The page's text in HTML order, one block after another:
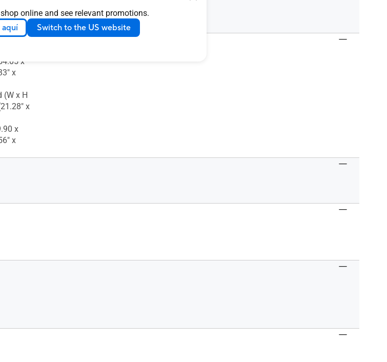
online and see relevant promotions.
aquí Switch to the US website
x
x
(W x H
x
x
x